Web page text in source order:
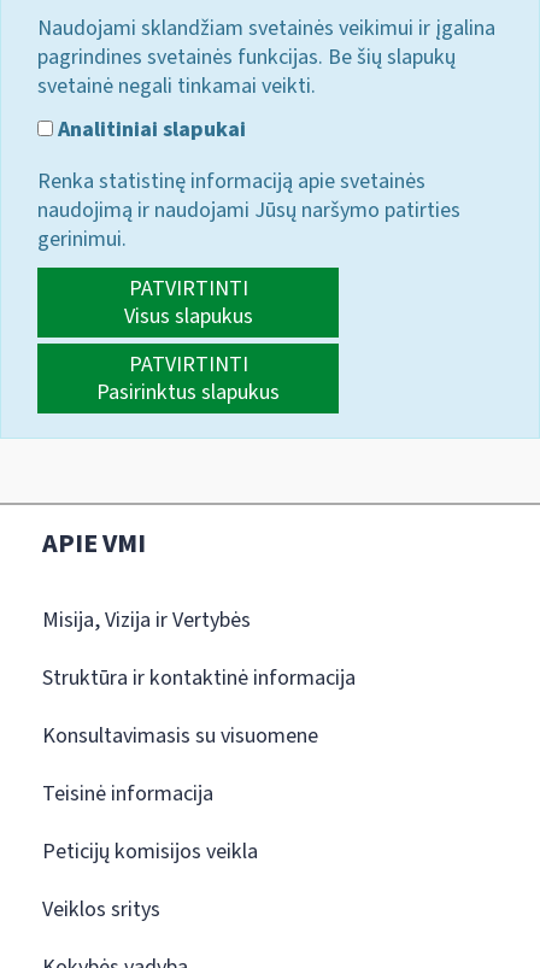
Naudojami sklandžiam svetainės veikimui ir įgalina
pagrindines svetainės funkcijas. Be šių slapukų
svetainė negali tinkamai veikti.
Analitiniai slapukai
Renka statistinę informaciją apie svetainės
naudojimą ir naudojami Jūsų naršymo patirties
gerinimui.
PATVIRTINTI
Visus slapukus
PATVIRTINTI
Pasirinktus slapukus
APIE VMI
Misija, Vizija ir Vertybės
Struktūra ir kontaktinė informacija
Konsultavimasis su visuomene
Teisinė informacija
Peticijų komisijos veikla
Veiklos sritys